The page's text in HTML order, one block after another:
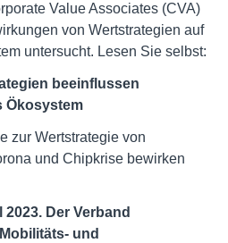
Value Associates (CVA)
von Wertstrategien auf
untersucht. Lesen Sie selbst:
beeinflussen
Ökosystem
zur Wertstrategie von
und Chipkrise bewirken
Der Verband
und